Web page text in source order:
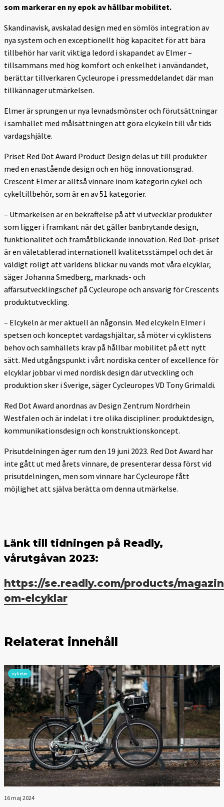
som markerar en ny epok av hållbar mobilitet.
Skandinavisk, avskalad design med en sömlös integration av
nya system och en exceptionellt hög kapacitet för att bära
tillbehör har varit viktiga ledord i skapandet av Elmer –
tillsammans med hög komfort och enkelhet i användandet,
berättar tillverkaren Cycleurope i pressmeddelandet där man
tillkännager utmärkelsen.
Elmer är sprungen ur nya levnadsmönster och förutsättningar
i samhället med målsättningen att göra elcykeln till vår tids
vardagshjälte.
Priset Red Dot Award Product Design delas ut till produkter
med en enastående design och en hög innovationsgrad.
Crescent Elmer är alltså vinnare inom kategorin cykel och
cykeltillbehör, som är en av 51 kategorier.
– Utmärkelsen är en bekräftelse på att vi utvecklar produkter
som ligger i framkant när det gäller banbrytande design,
funktionalitet och framåtblickande innovation. Red Dot-priset
är en väletablerad internationell kvalitetsstämpel och det är
väldigt roligt att världens blickar nu vänds mot våra elcyklar,
säger Johanna Smedberg, marknads- och
affärsutvecklingschef på Cycleurope och ansvarig för Crescents
produktutveckling.
– Elcykeln är mer aktuell än någonsin. Med elcykeln Elmer i
spetsen och konceptet vardagshjältar, så möter vi cyklistens
behov och samhällets krav på hållbar mobilitet på ett nytt
sätt. Med utgångspunkt i vårt nordiska center of excellence för
elcyklar jobbar vi med nordisk design där utveckling och
produktion sker i Sverige, säger Cycleuropes VD Tony Grimaldi.
Red Dot Award anordnas av Design Zentrum Nordrhein
Westfalen och är indelat i tre olika discipliner: produktdesign,
kommunikationsdesign och konstruktionskoncept.
Prisutdelningen äger rum den 19 juni 2023. Red Dot Award har
inte gått ut med årets vinnare, de presenterar dessa först vid
prisutdelningen, men som vinnare har Cycleurope fått
möjlighet att själva berätta om denna utmärkelse.
Länk till tidningen på Readly,
vårutgåvan 2023:
https://se.readly.com/products/
om-elcyklar
Relaterat innehåll
nyheter
16 maj 2024